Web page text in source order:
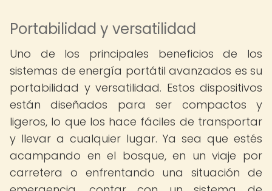
Portabilidad y versatilidad
Uno de los principales beneficios de los
sistemas de energía portátil avanzados es su
portabilidad y versatilidad. Estos dispositivos
están diseñados para ser compactos y
ligeros, lo que los hace fáciles de transportar
y llevar a cualquier lugar. Ya sea que estés
acampando en el bosque, en un viaje por
carretera o enfrentando una situación de